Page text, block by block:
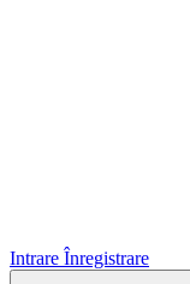
Intrare Înregistrare